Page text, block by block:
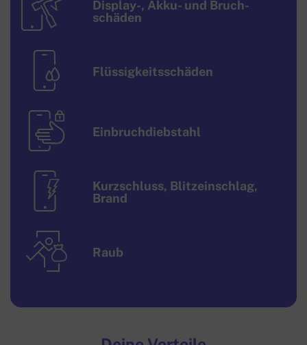
Display-, Akku- und Bruch­
schäden
Flüssig­keits­schäden
Einbruch­dieb­stahl
Kurzschluss, Blitzein­schlag,
Brand
Raub